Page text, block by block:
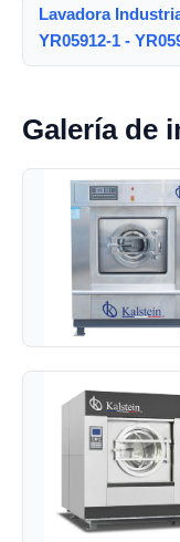
Lavadora
YR05912-1 -
Galería de